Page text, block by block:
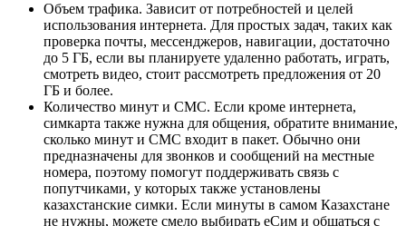
Объем трафика. Зависит от потребностей и целей
использования интернета. Для простых задач, таких как
проверка почты, мессенджеров, навигации, достаточно
до 5 ГБ, если вы планируете удаленно работать, играть,
смотреть видео, стоит рассмотреть предложения от 20
ГБ и более.
Количество минут и СМС. Если кроме интернета,
симкарта также нужна для общения, обратите внимание,
сколько минут и СМС входит в пакет. Обычно они
предназначены для звонков и сообщений на местные
номера, поэтому помогут поддерживать связь с
попутчиками, у которых также установлены
казахстанские симки. Если минуты в самом Казахстане
не нужны, можете смело выбирать еСим и общаться с